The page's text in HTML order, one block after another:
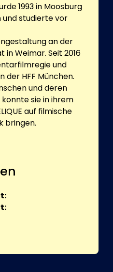
1993 in Moosburg
studierte vor
an der
in Weimar. Seit 2016
und
der HFF München.
und deren
sie in ihrem
auf filmische
bringen.